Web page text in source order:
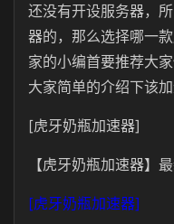
还没有开设服务器，
器的，那么选择哪一
家的小编首要推荐大
大家简单的介绍下该加
[虎牙奶瓶加速器]
【虎牙奶瓶加速器】
[虎牙奶瓶加速器]